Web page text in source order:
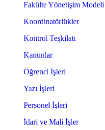
Fakülte Yönetişim Modeli
Koordinatörlükler
Kontrol Teşkilatı
Kanunlar
Öğrenci İşleri
Yazı İşleri
Personel İşleri
İdari ve Mali İşler